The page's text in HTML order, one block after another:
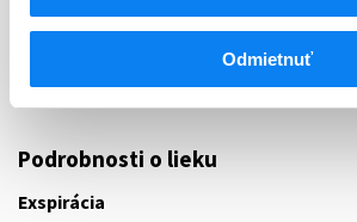
Odmietnuť
Inhibítory enzýmu
angiotenzín
C09AA03
Lizinopril
Podrobnosti o lieku
Exspirácia